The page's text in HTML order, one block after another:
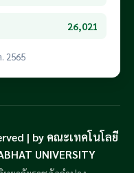
26,021
2565
| by คณะเทคโนโลยี
UNIVERSITY